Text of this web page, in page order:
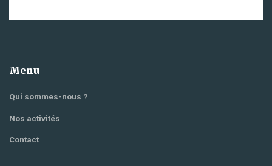
Menu
Qui sommes-nous ?
Nos activités
Contact